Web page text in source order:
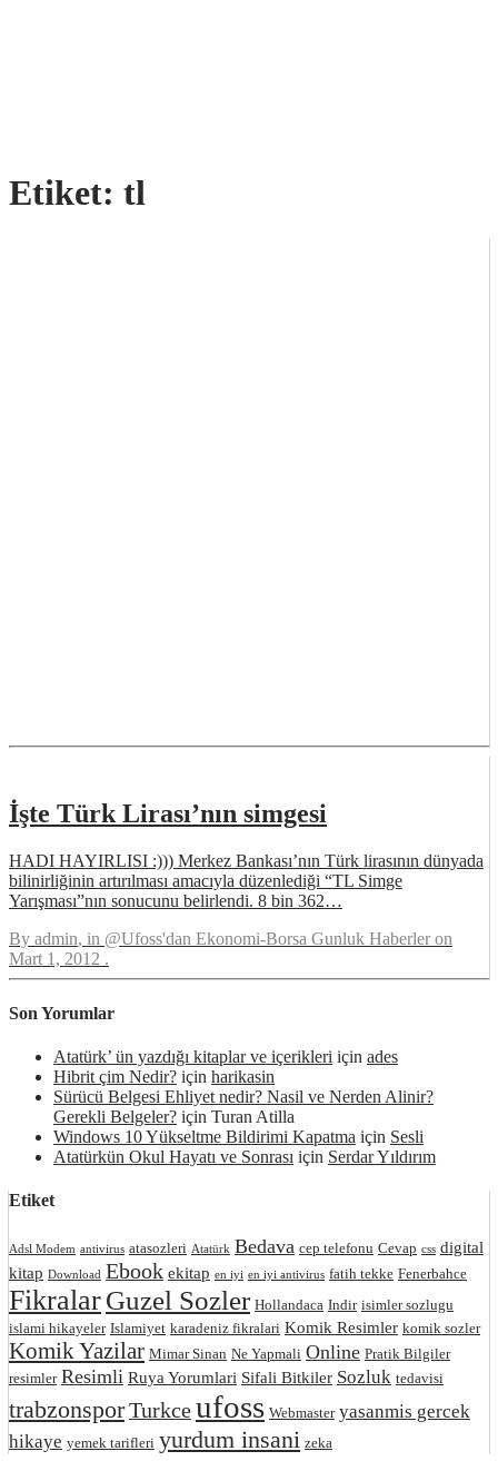
Etiket: tl
İşte Türk Lirası’nın simgesi
HADI HAYIRLISI :))) Merkez Bankası’nın Türk lirasının dünyada
bilinirliğinin artırılması amacıyla düzenlediği “TL Simge
Yarışması”nın sonucunu belirlendi. 8 bin 362…
By admin, in @Ufoss'dan Ekonomi-Borsa Gunluk Haberler on
Mart 1, 2012 .
Son Yorumlar
Atatürk’ ün yazdığı kitaplar ve içerikleri için ades
Hibrit çim Nedir? için harikasin
Sürücü Belgesi Ehliyet nedir? Nasil ve Nerden Alinir?
Gerekli Belgeler? için Turan Atilla
Windows 10 Yükseltme Bildirimi Kapatma için Sesli
Atatürkün Okul Hayatı ve Sonrası için Serdar Yıldırım
Etiket
Adsl Modem antivirus atasozleri Atatürk Bedava cep telefonu Cevap css digital
kitap Download Ebook ekitap en iyi en iyi antivirus fatih tekke Fenerbahce
FikralarGuzel Sozler Hollandaca Indir isimler sozlugu
islami hikayeler Islamiyet karadeniz fikralari Komik Resimler komik sozler
Komik Yazilar Mimar Sinan Ne Yapmali Online Pratik Bilgiler
resimler Resimli Ruya Yorumlari Sifali Bitkiler Sozluk tedavisi
trabzonsporTurkceufoss Webmaster yasanmis gercek
hikaye yemek tarifleri yurdum insani zeka